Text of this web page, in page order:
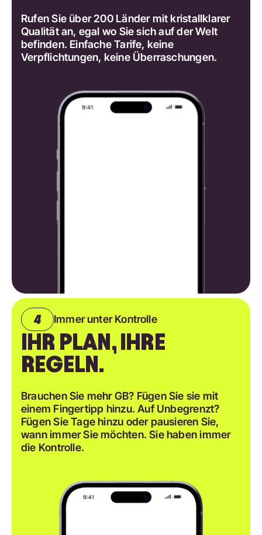
Rufen Sie über 200 Länder mit kristallklarer
Qualität an, egal wo Sie sich auf der Welt
befinden. Einfache Tarife, keine
Verpflichtungen, keine Überraschungen.
Immer unter Kontrolle
IHR PLAN, IHRE
REGELN.
Brauchen Sie mehr GB? Fügen Sie sie mit
einem Fingertipp hinzu. Auf Unbegrenzt?
Fügen Sie Tage hinzu oder pausieren Sie,
wann immer Sie möchten. Sie haben immer
die Kontrolle.